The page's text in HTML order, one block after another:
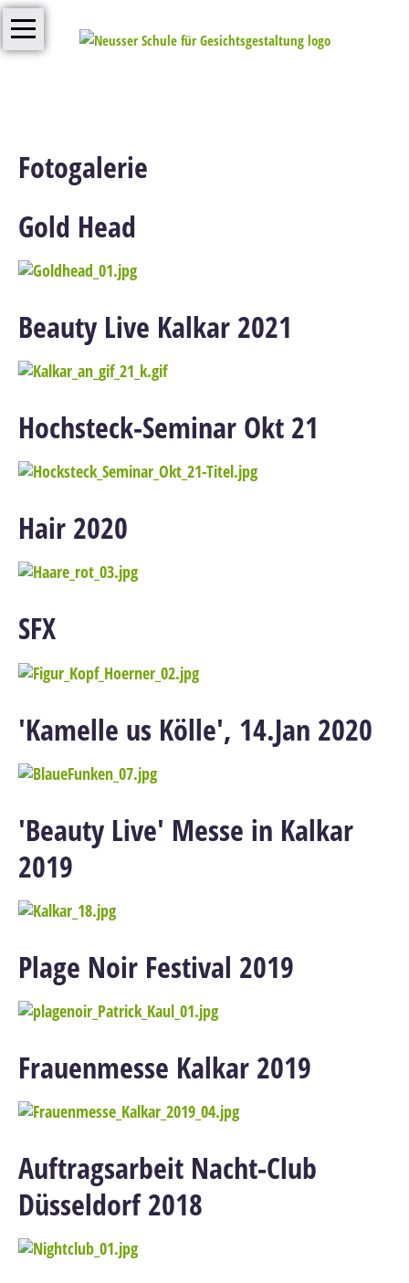
Navigation
überspringen
Trainings
Team
Kontakt
Fotogalerie
Gold Head
Beauty Live Kalkar 2021
Hochsteck-Seminar Okt 21
Hair 2020
SFX
'Kamelle us Kölle', 14.Jan 2020
'Beauty Live' Messe in Kalkar
2019
Plage Noir Festival 2019
Frauenmesse Kalkar 2019
Auftragsarbeit Nacht-Club
Düsseldorf 2018